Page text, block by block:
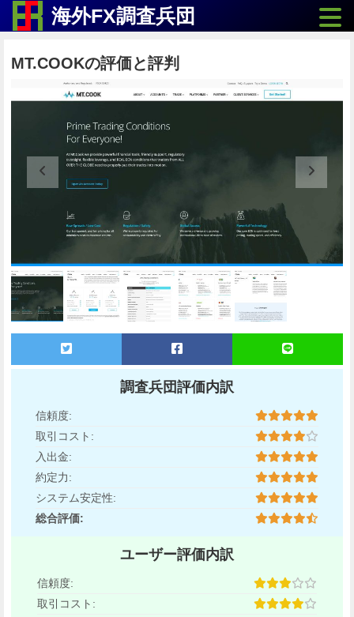
海外FX調査兵団
MT.COOKの評価と評判
調査兵団評価内訳
信頼度:
取引コスト:
入出金:
約定力:
システム安定性:
総合評価:
ユーザー評価内訳
信頼度:
取引コスト: